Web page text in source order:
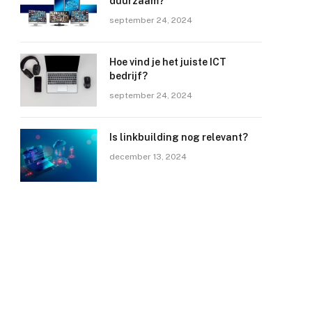
september 24, 2024
Hoe vind je het juiste ICT
bedrijf?
september 24, 2024
Is linkbuilding nog relevant?
december 13, 2024